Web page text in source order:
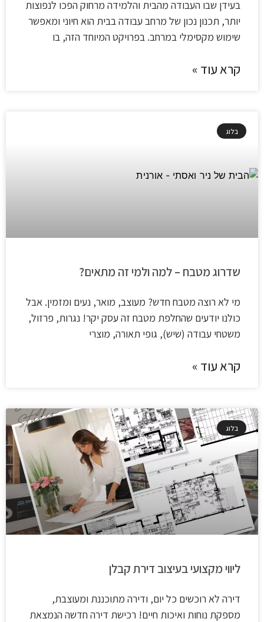
בעידן שבו העבודה מהבית והלמידה מרחוק הפכו לנפוצות
יותר, תכנון נכון של מרחב עבודה בבית הוא חיוני ומאפשר
שימוש מקסימלי במרחב. בפרויקט המיוחד הזה, בו
קרא עוד »
בלוג
שדרוג מטבח – למה ולמי זה מתאים?
מי לא רוצה מטבח חדש? מעוצב, מואר, נעים ומזמין. אבל
כולנו יודעים שהחלפת מטבח זה עסק יקר! נגרות, פרזול,
משטחי עבודה (שיש), גופי תאורה, מוצרי
קרא עוד »
בלוג
ליווי מקצועי בעיצוב דירת קבלן
דירה לא רוכשים כל יום, ודירה מתוכננת ומעוצבת,
מספקת נוחות ואיכות חיים! רכישת דירה חדשה הנמצאת